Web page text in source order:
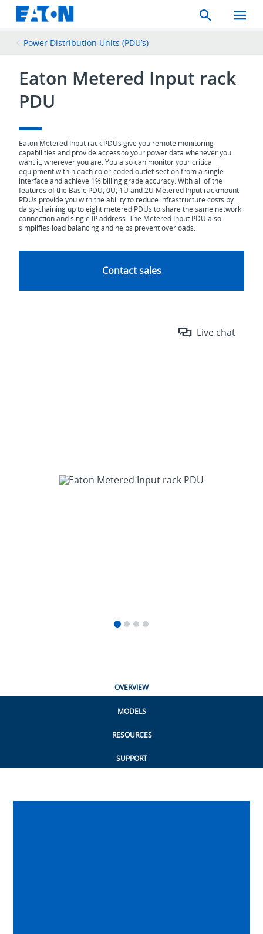
Search
Toggle
Mobile
Power Distribution Units (PDU’s)
Eaton Metered Input rack
PDU
Eaton Metered Input rack PDUs give you remote monitoring
capabilities and provide access to your power data whenever you
want it, wherever you are. You also can monitor your critical
equipment within each color-coded outlet section from a single
interface and achieve 1% billing grade accuracy. With all of the
features of the Basic PDU, 0U, 1U and 2U Metered Input rackmount
PDUs provide you with the ability to reduce infrastructure costs by
daisy-chaining up to eight metered PDUs to share the same network
connection and single IP address. The Metered Input PDU also
simplifies load balancing and helps prevent overloads.
Contact sales
Live chat
OVERVIEW
MODELS
RESOURCES
SUPPORT